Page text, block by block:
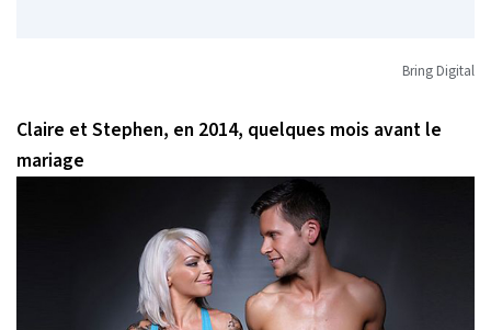
Bring Digital
Claire et Stephen, en 2014, quelques mois avant le
mariage